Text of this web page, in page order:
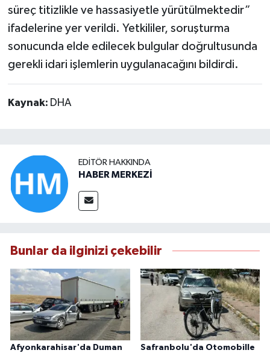
süreç titizlikle ve hassasiyetle yürütülmektedir”
ifadelerine yer verildi. Yetkililer, soruşturma
sonucunda elde edilecek bulgular doğrultusunda
gerekli idari işlemlerin uygulanacağını bildirdi.
Kaynak: DHA
EDITÖR HAKKINDA
HABER MERKEZİ
Bunlar da ilginizi çekebilir
Afyonkarahisar'da Duman Safranbolu'da Otomobille